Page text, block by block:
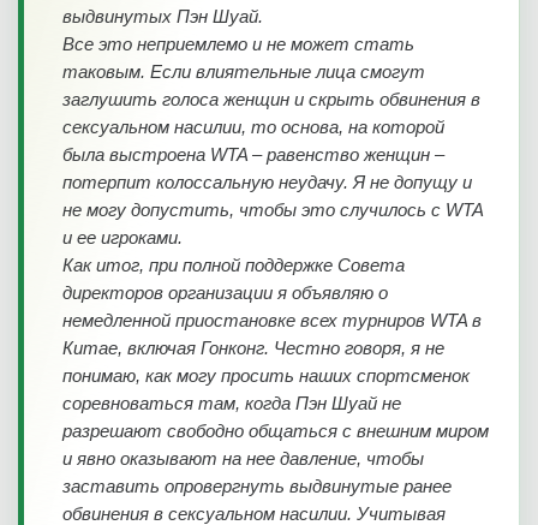
выдвинутых Пэн Шуай.
Все это неприемлемо и не может стать
таковым. Если влиятельные лица смогут
заглушить голоса женщин и скрыть обвинения в
сексуальном насилии, то основа, на которой
была выстроена WTA – равенство женщин –
потерпит колоссальную неудачу. Я не допущу и
не могу допустить, чтобы это случилось с WTA
и ее игроками.
Как итог, при полной поддержке Совета
директоров организации я объявляю о
немедленной приостановке всех турниров WTA в
Китае, включая Гонконг. Честно говоря, я не
понимаю, как могу просить наших спортсменок
соревноваться там, когда Пэн Шуай не
разрешают свободно общаться с внешним миром
и явно оказывают на нее давление, чтобы
заставить опровергнуть выдвинутые ранее
обвинения в сексуальном насилии. Учитывая